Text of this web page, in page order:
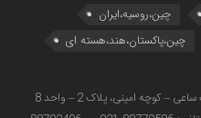
چین،روسیه،ایران
چین،پاکستان،هند،هسته ای